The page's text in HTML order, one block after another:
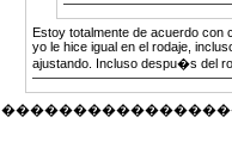
Estoy totalmente de acuerdo con
yo le hice igual en el rodaje,
ajustando. Incluso despu�s del
��������������������